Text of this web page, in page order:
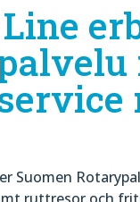
Suomen